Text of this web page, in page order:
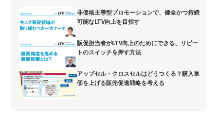
非価格主導型プロモーションで、健全かつ持続
可能なLTV向上を目指す
販促担当者がLTV向上のためにできる、リピー
トのスイッチを押す方法
アップセル・クロスセルはどうつくる？購入単
価を上げる販売促進戦略を考える